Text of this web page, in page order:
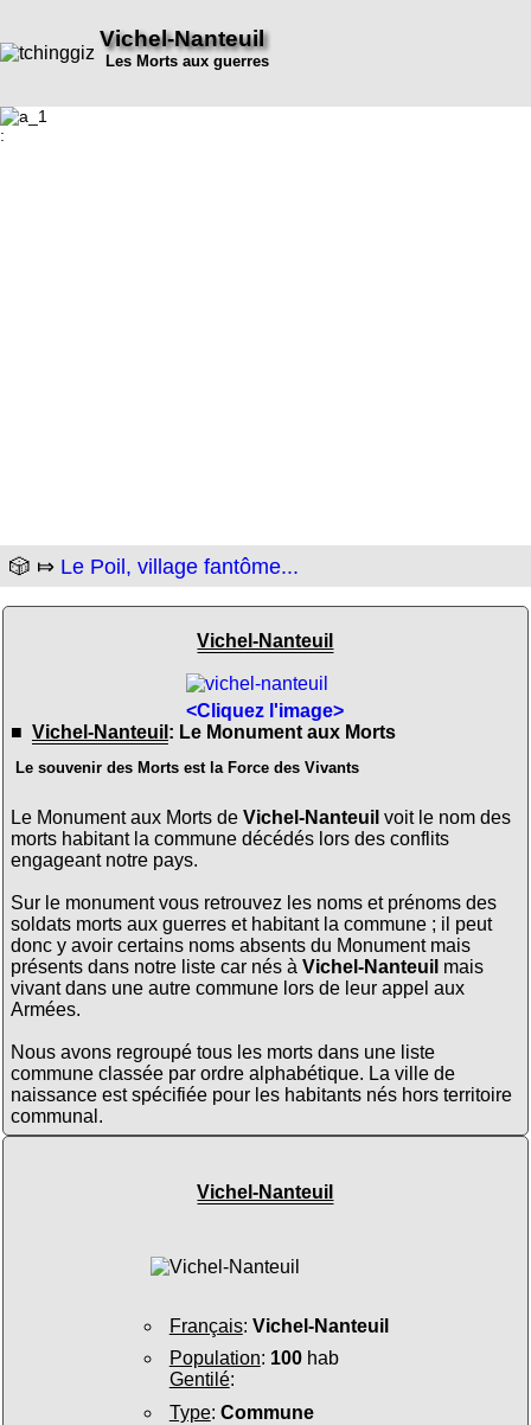
Vichel-Nanteuil
Les Morts aux guerres
:
🎲 ⤇ Le Poil, village fantôme...
Vichel-Nanteuil
<Cliquez l'image>
■ Vichel-Nanteuil : Le Monument aux Morts
Le souvenir des Morts est la Force des Vivants
Le Monument aux Morts de Vichel-Nanteuil voit le nom des
morts habitant la commune décédés lors des conflits
engageant notre pays.
Sur le monument vous retrouvez les noms et prénoms des
soldats morts aux guerres et habitant la commune ; il peut
donc y avoir certains noms absents du Monument mais
présents dans notre liste car nés à Vichel-Nanteuil mais
vivant dans une autre commune lors de leur appel aux
Armées.
Nous avons regroupé tous les morts dans une liste
commune classée par ordre alphabétique. La ville de
naissance est spécifiée pour les habitants nés hors territoire
communal.
Vichel-Nanteuil
Français: Vichel-Nanteuil
Population: 100hab
Gentilé:
Type: Commune